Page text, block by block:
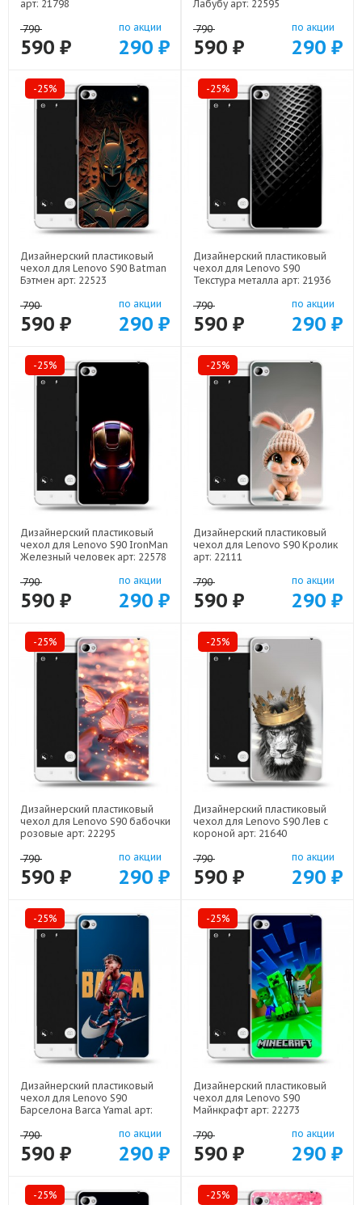
арт: 21798
790
590 ₽
по акции
290 ₽
Лабубу арт: 22595
790
590 ₽
по акции
290 ₽
-25%
Дизайнерский пластиковый
чехол для Lenovo S90 Batman
Бэтмен арт: 22523
790
590 ₽
по акции
290 ₽
-25%
Дизайнерский пластиковый
чехол для Lenovo S90
Текстура металла арт: 21936
790
590 ₽
по акции
290 ₽
-25%
Дизайнерский пластиковый
чехол для Lenovo S90 IronMan
Железный человек арт: 22578
790
590 ₽
по акции
290 ₽
-25%
Дизайнерский пластиковый
чехол для Lenovo S90 Кролик
арт: 22111
790
590 ₽
по акции
290 ₽
-25%
Дизайнерский пластиковый
чехол для Lenovo S90 бабочки
розовые арт: 22295
790
590 ₽
по акции
290 ₽
-25%
Дизайнерский пластиковый
чехол для Lenovo S90 Лев с
короной арт: 21640
790
590 ₽
по акции
290 ₽
-25%
Дизайнерский пластиковый
чехол для Lenovo S90
Барселона Barca Yamal арт:
790
590 ₽
по акции
290 ₽
-25%
Дизайнерский пластиковый
чехол для Lenovo S90
Майнкрафт арт: 22273
790
590 ₽
по акции
290 ₽
-25% -25%